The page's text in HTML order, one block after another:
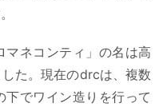
マネコンティ」の名は高
た。現在のdrcは、複数
でワイン造りを行って